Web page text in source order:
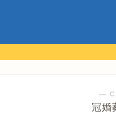
―
冠婚